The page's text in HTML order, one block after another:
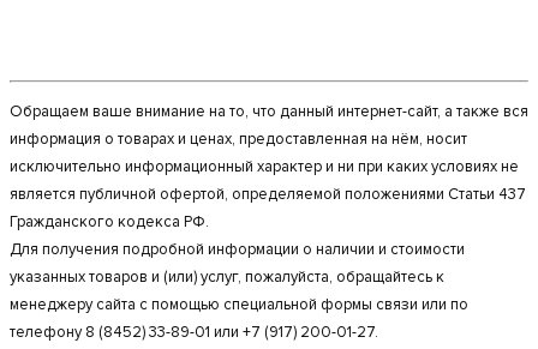
Обращаем ваше внимание на то, что данный интернет-сайт, а также вся
информация о товарах и ценах, предоставленная на нём, носит
исключительно информационный характер и ни при каких условиях не
является публичной офертой, определяемой положениями Статьи 437
Гражданского кодекса РФ.
Для получения подробной информации о наличии и стоимости
указанных товаров и (или) услуг, пожалуйста, обращайтесь к
менеджеру сайта с помощью специальной формы связи или по
телефону 8 (8452) 33-89-01 или +7 (917) 200-01-27.